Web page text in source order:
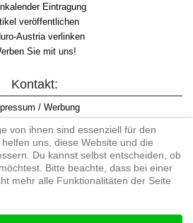
Eintragung
veröffentlichen
Austria verlinken
Sie mit uns!
Kontakt:
/ Werbung
WKO
AGB
von ihnen sind essenziell für den
uns, diese Website und die
Du kannst selbst entscheiden, ob
Bitte beachte, dass bei einer
mehr alle Funktionalitäten der Seite